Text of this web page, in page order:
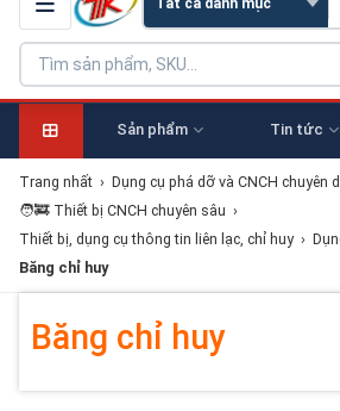
Sản phẩm Tin tức
Trang nhất › Dụng cụ phá dỡ và CNCH chuyên
🧑‍🚒 Thiết bị CNCH chuyên sâu ›
Thiết bị, dụng cụ thông tin liên lạc, chỉ huy ›
Băng chỉ huy
Băng chỉ huy